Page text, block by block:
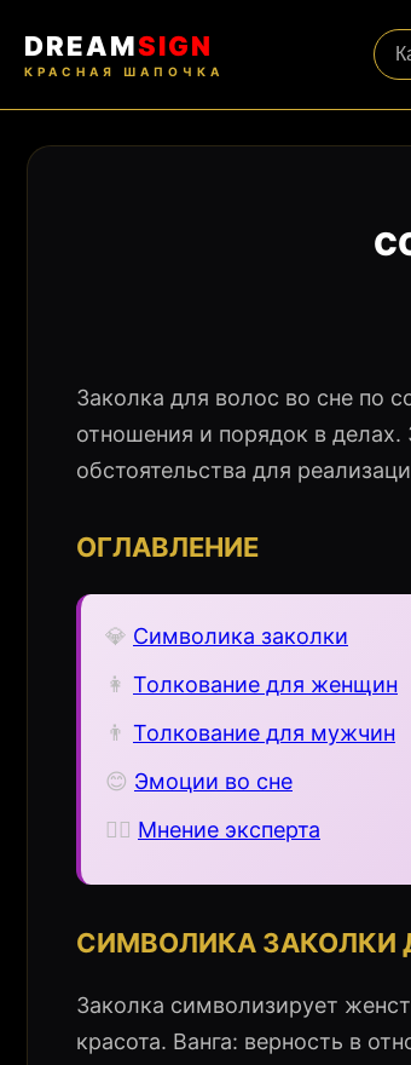
DREAMSIGN
КРАСНАЯ ШАПОЧКА
Заколка для волос во сне по
отношения и порядок в делах.
обстоятельства для
ОГЛАВЛЕНИЕ
💎 Символика заколки
👩 Толкование для женщин
👨 Толкование для мужчин
😊 Эмоции во сне
🧙‍♀️ Мнение эксперта
СИМВОЛИКА ЗАКОЛКИ
Заколка символизирует
красота. Ванга: верность в